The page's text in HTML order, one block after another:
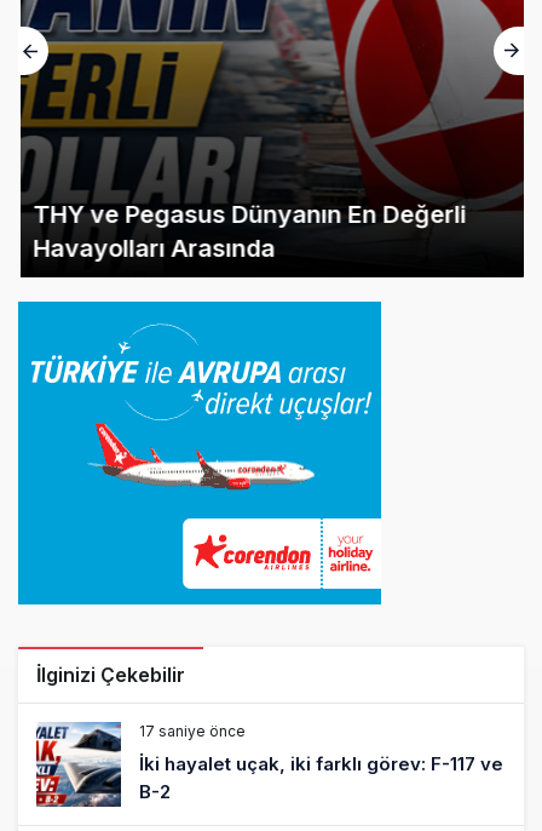
THY ve Pegasus Dünyanın En Değerli
Havayolları Arasında
İlginizi Çekebilir
17 saniye önce
İki hayalet uçak, iki farklı görev: F-117 ve
B-2